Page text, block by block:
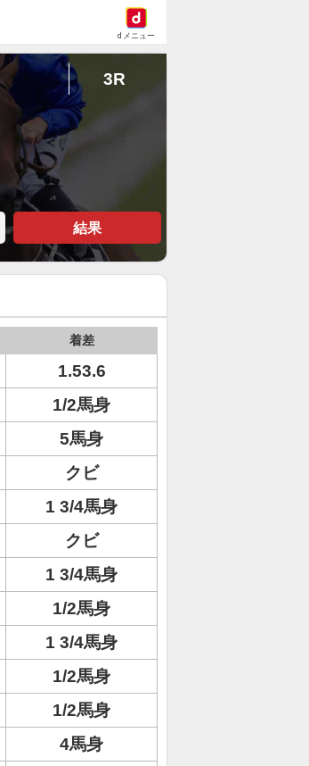
dメニュー
3R
結果
着差
1.53.6
1/2馬身
5馬身
クビ
1 3/4馬身
クビ
1 3/4馬身
1/2馬身
1 3/4馬身
1/2馬身
1/2馬身
4馬身